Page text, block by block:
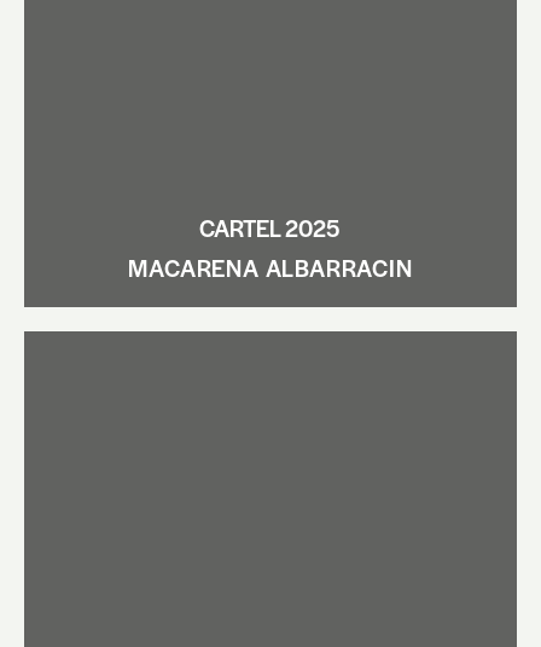
CARTEL 2025
MACARENA ALBARRACIN